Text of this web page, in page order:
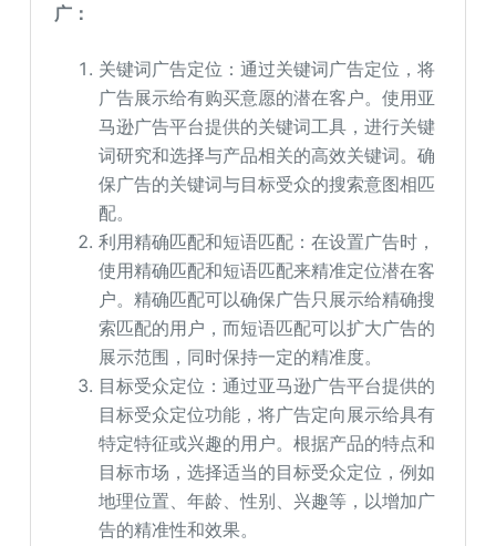
广：
关键词广告定位：通过关键词广告定位，将
广告展示给有购买意愿的潜在客户。使用亚
马逊广告平台提供的关键词工具，进行关键
词研究和选择与产品相关的高效关键词。确
保广告的关键词与目标受众的搜索意图相匹
配。
利用精确匹配和短语匹配：在设置广告时，
使用精确匹配和短语匹配来精准定位潜在客
户。精确匹配可以确保广告只展示给精确搜
索匹配的用户，而短语匹配可以扩大广告的
展示范围，同时保持一定的精准度。
目标受众定位：通过亚马逊广告平台提供的
目标受众定位功能，将广告定向展示给具有
特定特征或兴趣的用户。根据产品的特点和
目标市场，选择适当的目标受众定位，例如
地理位置、年龄、性别、兴趣等，以增加广
告的精准性和效果。